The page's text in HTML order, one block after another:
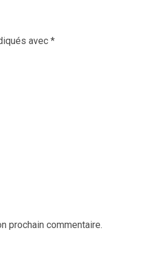
avec *
prochain commentaire.